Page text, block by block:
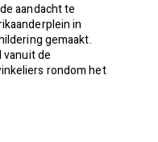
aandacht te
in
gemaakt.
de
rondom het